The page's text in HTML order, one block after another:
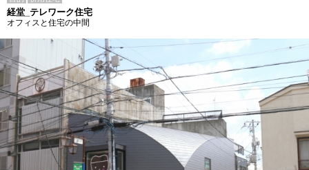
経堂_テレワーク住宅
オフィスと住宅の中間